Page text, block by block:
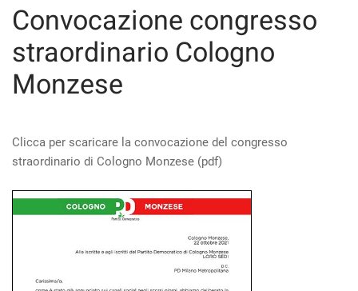
Convocazione congresso
straordinario Cologno
Monzese
Clicca per scaricare la convocazione del congresso
straordinario di Cologno Monzese (pdf)